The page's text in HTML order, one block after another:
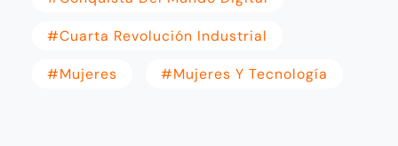
#Cuarta Revolución Industrial
#Mujeres #mujeres Y Tecnología